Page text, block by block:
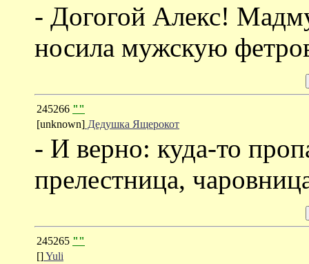
- Догогой Алекс!
носила мужскую
245266 ""
[unknown] Дедушка Ящерокот
- И верно: куда-то
прелестница,
245265 ""
[]Yuli